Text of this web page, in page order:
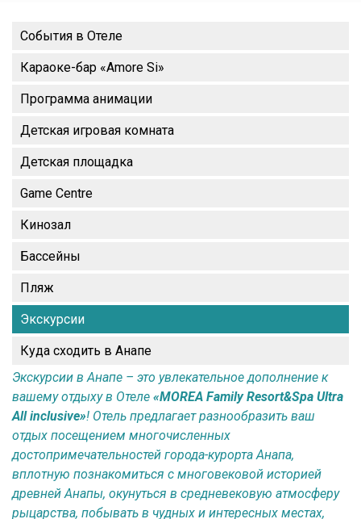
События в Отеле
Караоке-бар «Amore Si»
Программа анимации
Детская игровая комната
Детская площадка
Game Centre
Кинозал
Бассейны
Пляж
Экскурсии
Куда сходить в Анапе
Экскурсии в Анапе – это увлекательное дополнение к
вашему отдыху в Отеле «MOREA Family Resort&Spa Ultra
All inclusive»! Отель предлагает разнообразить ваш
отдых посещением многочисленных
достопримечательностей города-курорта Анапа,
вплотную познакомиться с многовековой историей
древней Анапы, окунуться в средневековую атмосферу
рыцарства, побывать в чудных и интересных местах,